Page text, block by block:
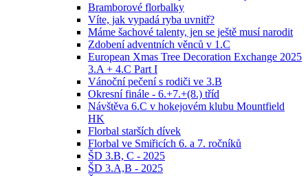
Bramborové florbalky
Víte, jak vypadá ryba uvnitř?
Máme šachové talenty, jen se ještě musí narodit
Zdobení adventních věnců v 1.C
European Xmas Tree Decoration Exchange 2025
3.A + 4.C Part I
Vánoční pečení s rodiči ve 3.B
Okresní finále - 6.+7.+(8.) tříd
Návštěva 6.C v hokejovém klubu Mountfield
HK
Florbal starších dívek
Florbal ve Smiřicích 6. a 7. ročníků
ŠD 3.B, C - 2025
ŠD 3.A,B - 2025